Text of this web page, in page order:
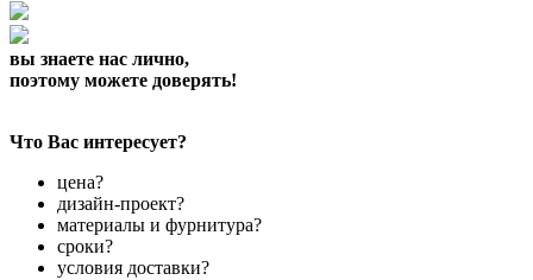
вы знаете нас лично,
поэтому можете доверять!
Что Вас интересует?
цена?
дизайн-проект?
материалы и фурнитура?
сроки?
условия доставки?